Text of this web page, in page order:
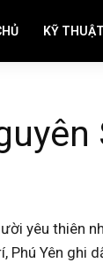
KỸ
yêu thiên
Yên ghi